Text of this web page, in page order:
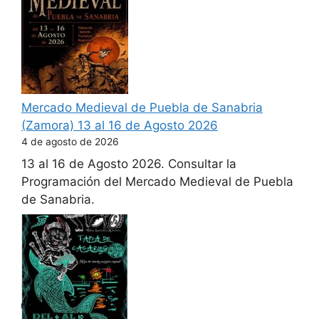
Mercado Medieval de Puebla de Sanabria
(Zamora) 13 al 16 de Agosto 2026
4 de agosto de 2026
13 al 16 de Agosto 2026. Consultar la
Programación del Mercado Medieval de Puebla
de Sanabria.